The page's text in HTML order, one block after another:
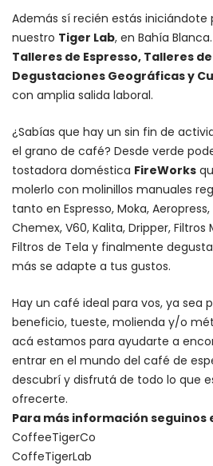
Además sí recién estás iniciándote
nuestro Tiger Lab, en Bahía
Talleres de Espresso, Talleres
Degustaciones Geográficas y
con amplia salida laboral.
¿Sabías que hay un sin fin de
el grano de café? Desde verde
tostadora doméstica FireWorks
molerlo con molinillos manuales
tanto en Espresso, Moka, Aeropress,
Chemex, V60, Kalita, Dripper,
Filtros de Tela y finalmente
más se adapte a tus gustos.
Hay un café ideal para vos, ya sea
beneficio, tueste, molienda y/o
acá estamos para ayudarte a
entrar en el mundo del café de
descubrí y disfrutá de todo lo que
ofrecerte.
Para más información seguinos
CoffeeTigerCo
CoffeTigerLab